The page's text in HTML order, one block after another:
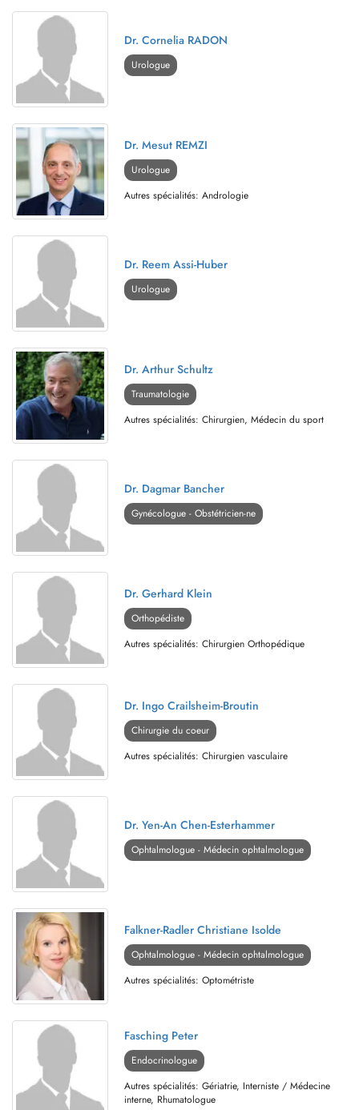
Dr. Cornelia RADON
Urologue
Dr. Mesut REMZI
Urologue
Autres spécialités: Andrologie
Dr. Reem Assi-Huber
Urologue
Dr. Arthur Schultz
Traumatologie
Autres spécialités: Chirurgien, Médecin du sport
Dr. Dagmar Bancher
Gynécologue - Obstétricien-ne
Dr. Gerhard Klein
Orthopédiste
Autres spécialités: Chirurgien Orthopédique
Dr. Ingo Crailsheim-Broutin
Chirurgie du coeur
Autres spécialités: Chirurgien vasculaire
Dr. Yen-An Chen-Esterhammer
Ophtalmologue - Médecin ophtalmologue
Falkner-Radler Christiane Isolde
Ophtalmologue - Médecin ophtalmologue
Autres spécialités: Optométriste
Fasching Peter
Endocrinologue
Autres spécialités: Gériatrie, Interniste / Médecine
interne, Rhumatologue